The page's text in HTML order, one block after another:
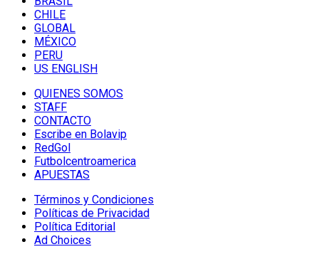
CHILE
GLOBAL
MÉXICO
PERU
US ENGLISH
QUIENES SOMOS
STAFF
CONTACTO
Escribe en Bolavip
RedGol
Futbolcentroamerica
APUESTAS
Términos y Condiciones
Políticas de Privacidad
Política Editorial
Ad Choices